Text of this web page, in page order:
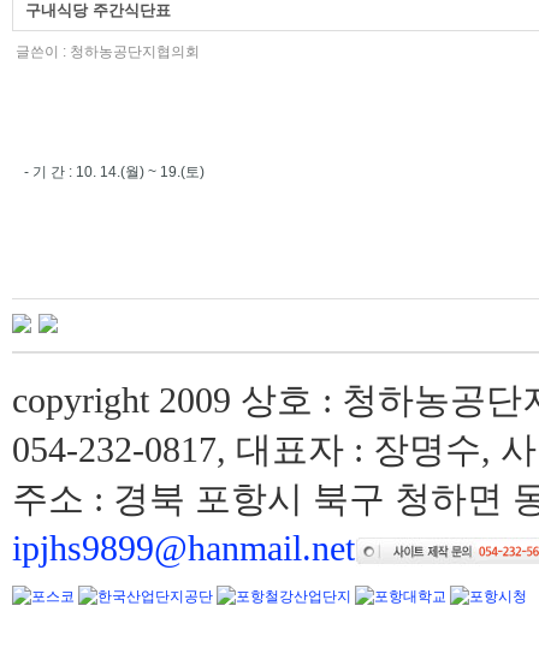
구내식당 주간식단표
글쓴이 : 청하농공단지협의회
- 기 간 : 10. 14.(월) ~ 19.(토)
copyright 2009 상호 : 청하농공
054-232-0817, 대표자 : 장명수,
주소 : 경북 포항시 북구 청하면
ipjhs9899@hanmail.net